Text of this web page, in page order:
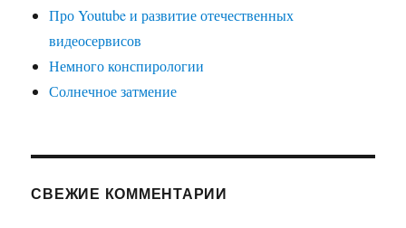
Про Youtube и развитие отечественных
видеосервисов
Немного конспирологии
Солнечное затмение
СВЕЖИЕ КОММЕНТАРИИ